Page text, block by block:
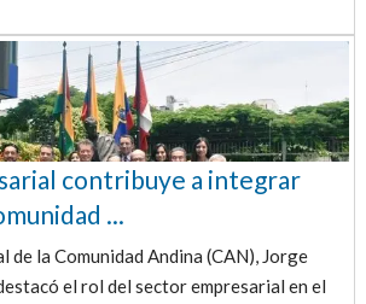
contribuye a integrar
...
de la Comunidad Andina (CAN), Jorge
el rol del sector empresarial en el